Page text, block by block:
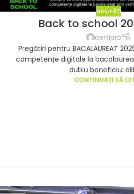
NOUTĂȚI
Back to school
certipro
Pregătiri pentru BACALAUREAT
competențe digitale la
dublu beneficiu:
CONTINUAȚI SĂ